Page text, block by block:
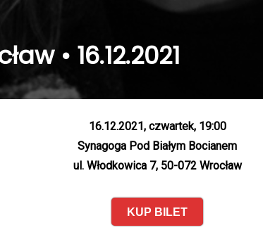
• 16.12.2021
16.12.2021, czwartek, 19:00
Synagoga Pod Białym Bocianem
ul. Włodkowica 7, 50-072 Wrocław
KUP BILET